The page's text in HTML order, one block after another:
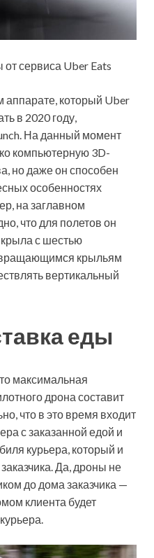
сервиса Uber Eats
аппарате, который Uber
в 2020 году,
На данный момент
компьютерную 3D-
но даже он способен
особенностях
на заглавном
что для полетов он
с шестью
крыльям
вертикальный
еды
максимальная
дрона составит
что в это время входит
с заказанной едой и
курьера, который и
Да, дроны не
до дома заказчика —
клиента будет